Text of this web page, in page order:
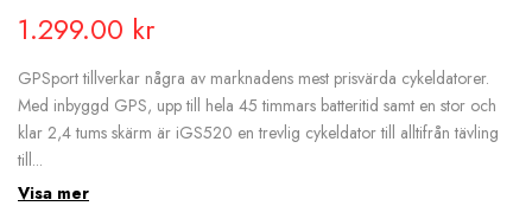
1.299.00 kr
GPSport tillverkar några av marknadens mest prisvärda cykeldatorer.
Med inbyggd GPS, upp till hela 45 timmars batteritid samt en stor och
klar 2,4 tums skärm är iGS520 en trevlig cykeldator till alltifrån tävling
till...
Visa mer